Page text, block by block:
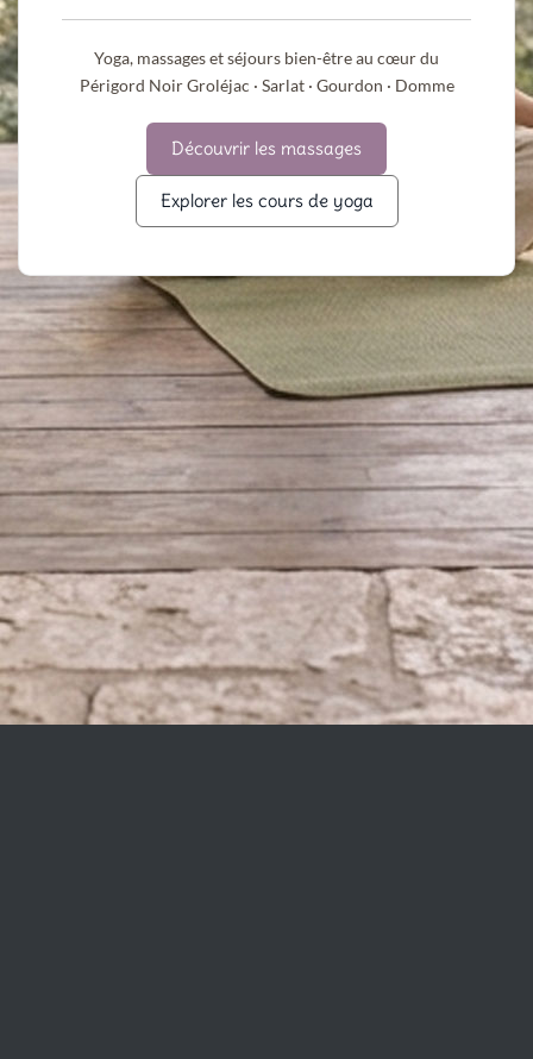
Yoga, massages et séjours bien-être au cœur du
Périgord Noir Groléjac · Sarlat · Gourdon · Domme
Découvrir les massages
Explorer les cours de yoga